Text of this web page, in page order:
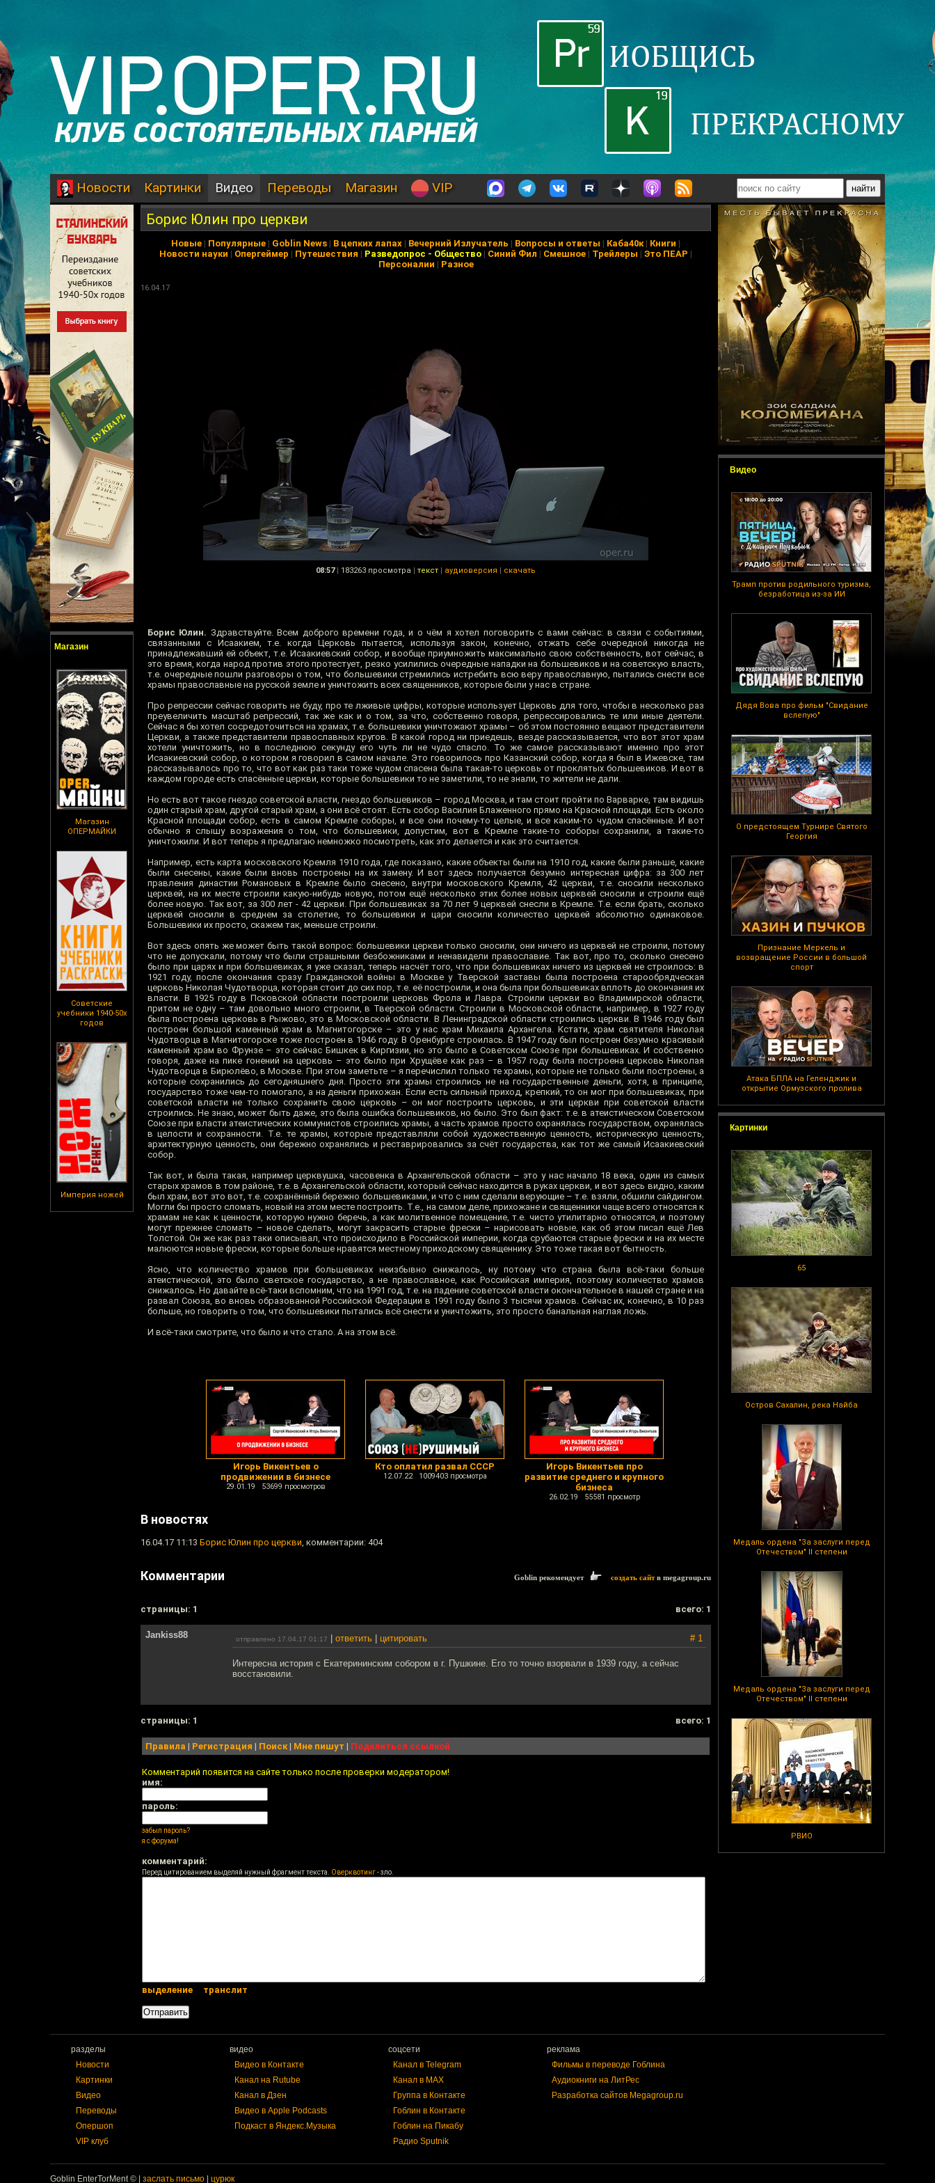
Новости Картинки Видео Переводы Магазин VIP
Магазин
Магазин
ОПЕРМАЙКИ
Советские
учебники 1940-50х
годов
Империя ножей
Видео
Трамп против родильного туризма,
безработица из-за ИИ
Дядя Вова про фильм "Свидание
вслепую"
О предстоящем Турнире Святого
Георгия
Признание Меркель и
возвращение России в большой
спорт
Атака БПЛА на Геленджик и
открытие Ормузского пролива
Картинки
65
Остров Сахалин, река Найба
Медаль ордена "За заслуги перед
Отечеством" II степени
Медаль ордена "За заслуги перед
Отечеством" II степени
РВИО
Борис Юлин про церкви
Новые | Популярные | Goblin News | В цепких лапах | Вечерний Излучатель | Вопросы и ответы | Каба40к| Книги |
Новости науки | Опергеймер | Путешествия | Разведопрос - Общество | Синий Фил | Смешное | Трейлеры | Это ПЕАР |
Персоналии | Разное
16.04.17
08:57 | 183263 просмотра | текст | аудиоверсия | скачать
Борис Юлин. Здравствуйте. Всем доброго времени года, и о чём я хотел поговорить с вами сейчас: в связи с событиями,
связанными с Исаакием, т.е. когда Церковь пытается, используя закон, конечно, отжать себе очередной никогда не
принадлежавший ей объект, т.е. Исаакиевский собор, и вообще приумножить максимально свою собственность, вот сейчас, в
это время, когда народ против этого протестует, резко усилились очередные нападки на большевиков и на советскую власть,
т.е. очередные пошли разговоры о том, что большевики стремились истребить всю веру православную, пытались снести все
храмы православные на русской земле и уничтожить всех священников, которые были у нас в стране.
Про репрессии сейчас говорить не буду, про те лживые цифры, которые использует Церковь для того, чтобы в несколько раз
преувеличить масштаб репрессий, так же как и о том, за что, собственно говоря, репрессировались те или иные деятели.
Сейчас я бы хотел сосредоточиться на храмах, т.е. большевики уничтожают храмы – об этом постоянно вещают представители
Церкви, а также представители православных кругов. В какой город ни приедешь, везде рассказывается, что вот этот храм
хотели уничтожить, но в последнюю секунду его чуть ли не чудо спасло. То же самое рассказывают именно про этот
Исаакиевский собор, о котором я говорил в самом начале. Это говорилось про Казанский собор, когда я был в Ижевске, там
рассказывалось про то, что вот как раз таки тоже чудом спасена была такая-то церковь от проклятых большевиков. И вот в
каждом городе есть спасённые церкви, которые большевики то не заметили, то не знали, то жители не дали.
Но есть вот такое гнездо советской власти, гнездо большевиков – город Москва, и там стоит пройти по Варварке, там видишь
один старый храм, другой старый храм, а они всё стоят. Есть собор Василия Блаженного прямо на Красной площади. Есть около
Красной площади собор, есть в самом Кремле соборы, и все они почему-то целые, и все каким-то чудом спасённые. И вот
обычно я слышу возражения о том, что большевики, допустим, вот в Кремле такие-то соборы сохранили, а такие-то
уничтожили. И вот теперь я предлагаю немножко посмотреть, как это делается и как это считается.
Например, есть карта московского Кремля 1910 года, где показано, какие объекты были на 1910 год, какие были раньше, какие
были снесены, какие были вновь построены на их замену. И вот здесь получается безумно интересная цифра: за 300 лет
правления династии Романовых в Кремле было снесено, внутри московского Кремля, 42 церкви, т.е. сносили несколько
церквей, на их месте строили какую-нибудь новую, потом ещё несколько этих более новых церквей сносили и строили ещё
более новую. Так вот, за 300 лет - 42 церкви. При большевиках за 70 лет 9 церквей снесли в Кремле. Т.е. если брать, сколько
церквей сносили в среднем за столетие, то большевики и цари сносили количество церквей абсолютно одинаковое.
Большевики их просто, скажем так, меньше строили.
Вот здесь опять же может быть такой вопрос: большевики церкви только сносили, они ничего из церквей не строили, потому
что не допускали, потому что были страшными безбожниками и ненавидели православие. Так вот, про то, сколько снесено
было при царях и при большевиках, я уже сказал, теперь насчёт того, что при большевиках ничего из церквей не строилось: в
1921 году, после окончания сразу Гражданской войны в Москве у Тверской заставы была построена старообрядческая
церковь Николая Чудотворца, которая стоит до сих пор, т.е. её построили, и она была при большевиках вплоть до окончания их
власти. В 1925 году в Псковской области построили церковь Фрола и Лавра. Строили церкви во Владимирской области,
притом не одну – там довольно много строили, в Тверской области. Строили в Московской области, например, в 1927 году
была построена церковь в Рыжово, это в Московской области. В Ленинградской области строились церкви. В 1946 году был
построен большой каменный храм в Магнитогорске – это у нас храм Михаила Архангела. Кстати, храм святителя Николая
Чудотворца в Магнитогорске тоже построен в 1946 году. В Оренбурге строилась. В 1947 году был построен безумно красивый
каменный храм во Фрунзе – это сейчас Бишкек в Киргизии, но это было в Советском Союзе при большевиках. И собственно
говоря, даже на пике гонений на церковь – это было при Хрущёве как раз – в 1957 году была построена церковь Николая
Чудотворца в Бирюлёво, в Москве. При этом заметьте – я перечислил только те храмы, которые не только были построены, а
которые сохранились до сегодняшнего дня. Просто эти храмы строились не на государственные деньги, хотя, в принципе,
государство тоже чем-то помогало, а на деньги прихожан. Если есть сильный приход, крепкий, то он мог при большевиках, при
советской власти не только сохранить свою церковь – он мог построить церковь, и эти церкви при советской власти
строились. Не знаю, может быть даже, это была ошибка большевиков, но было. Это был факт: т.е. в атеистическом Советском
Союзе при власти атеистических коммунистов строились храмы, а часть храмов просто охранялась государством, охранялась
в целости и сохранности. Т.е. те храмы, которые представляли собой художественную ценность, историческую ценность,
архитектурную ценность, они бережно охранялись и реставрировались за счёт государства, как тот же самый Исаакиевский
собор.
Так вот, и была такая, например церквушка, часовенка в Архангельской области – это у нас начало 18 века, один из самых
старых храмов в том районе, т.е. в Архангельской области, который сейчас находится в руках церкви, и вот здесь видно, каким
был храм, вот это вот, т.е. сохранённый бережно большевиками, и что с ним сделали верующие – т.е. взяли, обшили сайдингом.
Могли бы просто сломать, новый на этом месте построить. Т.е., на самом деле, прихожане и священники чаще всего относятся к
храмам не как к ценности, которую нужно беречь, а как молитвенное помещение, т.е. чисто утилитарно относятся, и поэтому
могут прежнее сломать – новое сделать, могут закрасить старые фрески – нарисовать новые, как об этом писал ещё Лев
Толстой. Он же как раз таки описывал, что происходило в Российской империи, когда срубаются старые фрески и на их месте
малюются новые фрески, которые больше нравятся местному приходскому священнику. Это тоже такая вот бытность.
Ясно, что количество храмов при большевиках неизбывно снижалось, ну потому что страна была всё-таки больше
атеистической, это было светское государство, а не православное, как Российская империя, поэтому количество храмов
снижалось. Но давайте всё-таки вспомним, что на 1991 год, т.е. на падение советской власти окончательное в нашей стране и на
развал Союза, во вновь образованной Российской Федерации в 1991 году было 3 тысячи храмов. Сейчас их, конечно, в 10 раз
больше, но говорить о том, что большевики пытались всё снести и уничтожить, это просто банальная наглая ложь.
И всё-таки смотрите, что было и что стало. А на этом всё.
Игорь Викентьев о
продвижении в бизнесе
29.01.19 53699 просмотров
Кто оплатил развал СССР
12.07.22 1009403 просмотра
Игорь Викентьев про
развитие среднего и крупного
бизнеса
26.02.19 55581 просмотр
В новостях
16.04.17 11:13 Борис Юлин про церкви, комментарии: 404
Комментарии Goblin рекомендует создать сайтв megagroup.ru
cтраницы: 1 всего: 1
Jankiss88 отправлено 17.04.17 01:17 ответить цитировать # 1
Интересна история с Екатерининским собором в г. Пушкине. Его то точно взорвали в 1939 году, а сейчас
восстановили.
cтраницы: 1 всего: 1
Правила | Регистрация | Поиск| Мне пишут | Поделиться ссылкой
Комментарий появится на сайте только после проверки модератором!
имя:
пароль:
забыл пароль?
я с форума!
комментарий:
Перед цитированием выделяй нужный фрагмент текста. Оверквотинг- зло.
выделение транслит
разделы
Новости
Картинки
Видео
Переводы
Опершоп
VIP клуб
видео
Видео в Контакте
Канал на Rutube
Канал в Дзен
Видео в Apple Podcasts
Подкаст в Яндекс.Музыка
соцсети
Канал в Telegram
Канал в MAX
Группа в Контакте
Гоблин в Контакте
Гоблин на Пикабу
Радио Sputnik
реклама
Фильмы в переводе Гоблина
Аудиокниги на ЛитРес
Разработка сайтов Megagroup.ru
Goblin EnterTorMent © | заслать письмо цурюк